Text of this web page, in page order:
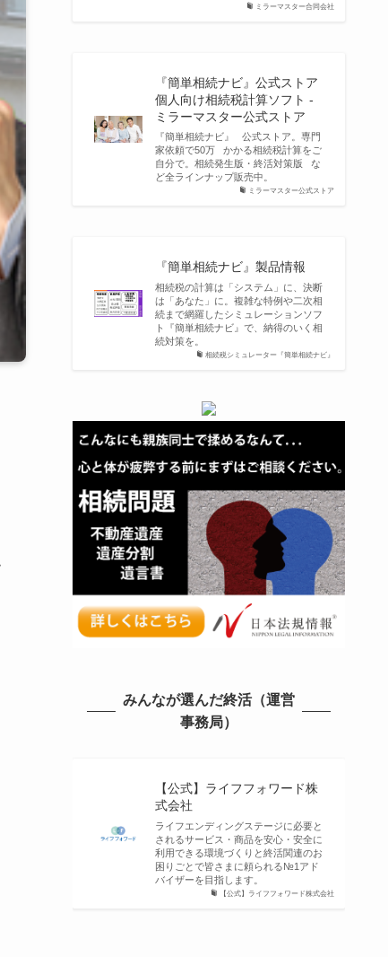
ミラーマスター合同会社
ミラーマスター公式ストア
『簡単相続ナビ』公式ストア
個人向け相続税計算ソフト -
ミラーマスター公式ストア
『簡単相続ナビ』 公式ストア。専門
家依頼で50万 かかる相続税計算をご
自分で。相続発生版・終活対策版 な
ど全ラインナップ販売中。
相続税シミュレーター『簡単相続ナビ』
『簡単相続ナビ』製品情報
相続税の計算は「システム」に、決断
は「あなた」に。複雑な特例や二次相
続まで網羅したシミュレーションソフ
ト『簡単相続ナビ』で、納得のいく相
続対策を。
みんなが選んだ終活（運営
事務局）
【公式】ライフフォワード株式会社
【公式】ライフフォワード株
式会社
ライフエンディングステージに必要と
されるサービス・商品を安心・安全に
利用できる環境づくりと終活関連のお
困りごとで皆さまに頼られる№1アド
バイザーを目指します。